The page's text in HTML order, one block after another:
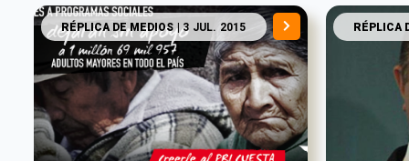
RÉPLICA DE MEDIOS| 3 JUL. 2015 RÉPLICA